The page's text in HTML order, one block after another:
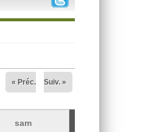
« Préc. Suiv. »
sam